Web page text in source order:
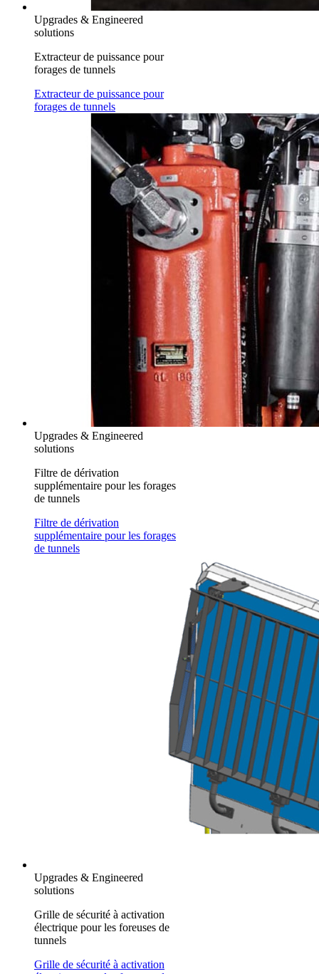
Upgrades & Engineered
solutions
Extracteur de puissance pour
forages de tunnels
Extracteur de puissance pour
forages de tunnels
Upgrades & Engineered
solutions
Filtre de dérivation
supplémentaire pour les forages
de tunnels
Filtre de dérivation
supplémentaire pour les forages
de tunnels
Upgrades & Engineered
solutions
Grille de sécurité à activation
électrique pour les foreuses de
tunnels
Grille de sécurité à activation